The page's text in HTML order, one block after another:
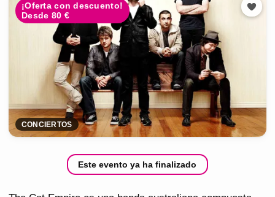
¡Oferta con descuento!
Desde 80 €
CONCIERTOS
Este evento ya ha finalizado